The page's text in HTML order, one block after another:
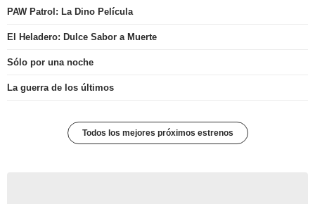
PAW Patrol: La Dino Película
El Heladero: Dulce Sabor a Muerte
Sólo por una noche
La guerra de los últimos
Todos los mejores próximos estrenos